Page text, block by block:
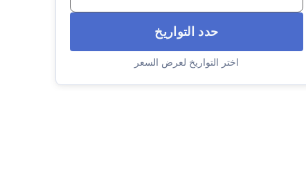
حدد التواريخ
اختر التواريخ لعرض السعر